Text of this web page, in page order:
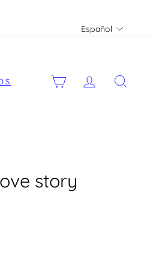
Idioma
Español
ACCEDER
CARRITO
story